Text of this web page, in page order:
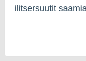
ilitsersuutit